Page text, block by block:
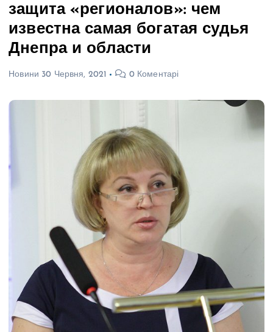
защита «регионалов»: чем
известна самая богатая судья
Днепра и области
Новини 30 Червня, 2021 0 Коментарі